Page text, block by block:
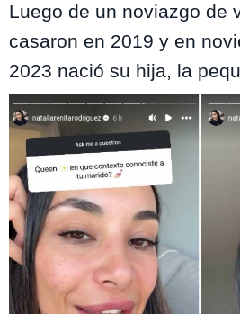
Luego de un noviazgo de
casaron en 2019 y en
2023 nació su hija, la